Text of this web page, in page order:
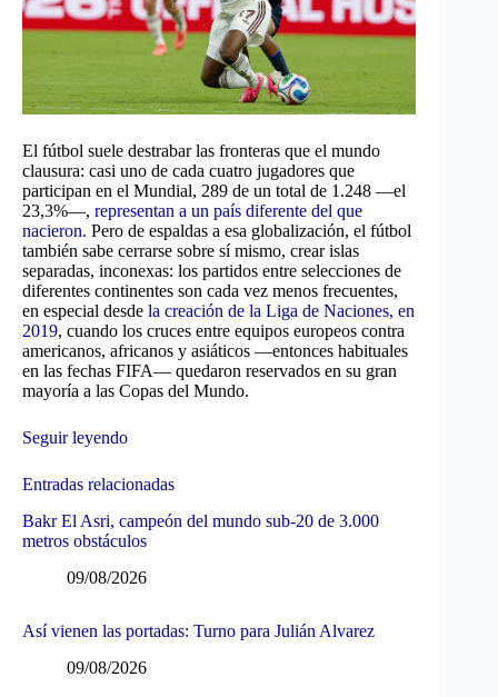
El fútbol suele destrabar las fronteras que el mundo
clausura: casi uno de cada cuatro jugadores que
participan en el Mundial, 289 de un total de 1.248 —el
23,3%—, representan a un país diferente del que
nacieron. Pero de espaldas a esa globalización, el fútbol
también sabe cerrarse sobre sí mismo, crear islas
separadas, inconexas: los partidos entre selecciones de
diferentes continentes son cada vez menos frecuentes,
en especial desde la creación de la Liga de Naciones, en
2019, cuando los cruces entre equipos europeos contra
americanos, africanos y asiáticos —entonces habituales
en las fechas FIFA— quedaron reservados en su gran
mayoría a las Copas del Mundo.
Seguir leyendo
Entradas relacionadas
Bakr El Asri, campeón del mundo sub-20 de 3.000
metros obstáculos
09/08/2026
Así vienen las portadas: Turno para Julián Alvarez
09/08/2026